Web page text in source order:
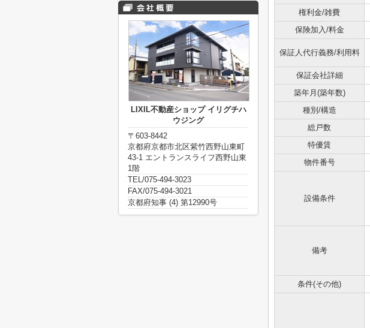
権利金/雑費
保険加入/料金
保証人代行義務/利用料
保証会社詳細
築年月(築年数)
種別/構造
総戸数
特優賃
物件番号
設備条件
備考
条件(その他)
LIXIL不動産ショップ イリグチハ
ウジング
〒603-8442
京都府京都市北区紫竹西野山東町
43-1 エントランスライフ西野山東
1階
TEL/075-494-3023
FAX/075-494-3021
京都府知事 (4) 第12990号